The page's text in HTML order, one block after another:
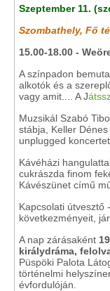
Szeptember 11.
Szombathely, Fő
15.00-18.00 -
A színpadon
alkotók és a
vagy amit.... A J
Muzsikál Szabó
stábja, Keller
unplugged
Kávéházi
cukrászda finom
Kávészünet című
Kapcsolati útvesztő
következményeit,
A nap zárásaként
királydráma,
Püspöki Palota
történelmi
évfordulóján.